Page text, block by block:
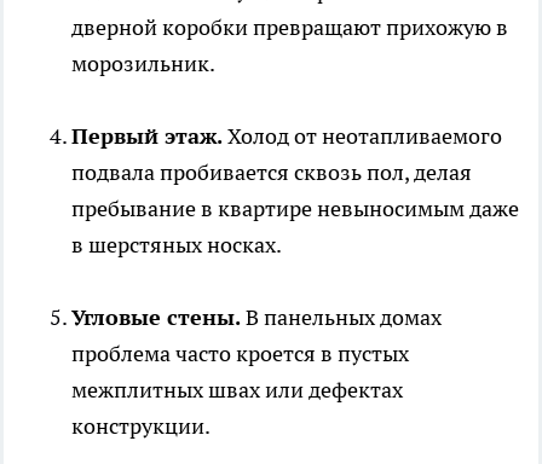
дверной коробки превращают прихожую в
морозильник.
Первый этаж.Холод от неотапливаемого
подвала пробивается сквозь пол, делая
пребывание в квартире невыносимым даже
в шерстяных носках.
Угловые стены.В панельных домах
проблема часто кроется в пустых
межплитных швах или дефектах
конструкции.